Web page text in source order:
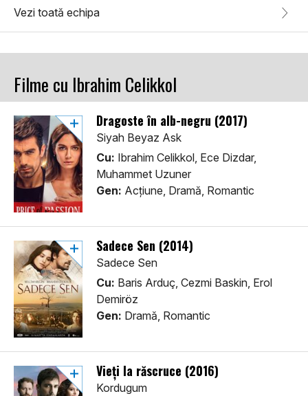
Vezi toată echipa
Filme cu Ibrahim Celikkol
Dragoste în alb-negru (2017)
Siyah Beyaz Ask
Cu: Ibrahim Celikkol, Ece Dizdar,
Muhammet Uzuner
Gen: Acţiune, Dramă, Romantic
Sadece Sen (2014)
Sadece Sen
Cu: Baris Arduç, Cezmi Baskin, Erol
Demiröz
Gen: Dramă, Romantic
Vieți la răscruce (2016)
Kordugum